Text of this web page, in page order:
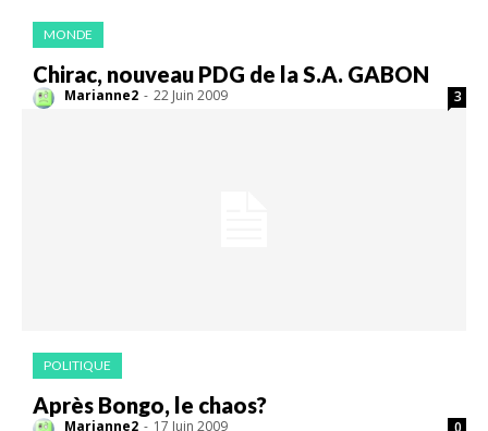
MONDE
Chirac, nouveau PDG de la S.A. GABON
Marianne2 - 22 Juin 2009 3
POLITIQUE
Après Bongo, le chaos?
Marianne2 - 17 Juin 2009 0